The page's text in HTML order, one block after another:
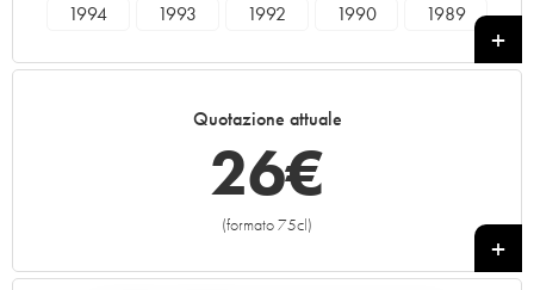
1994
1993 1992 1990
1989
Quotazione attuale
26€
(formato 75cl)
+